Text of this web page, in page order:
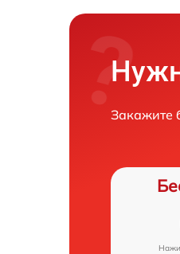
Закажите